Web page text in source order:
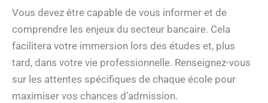
Vous devez être capable de vous informer et de
comprendre les enjeux du secteur bancaire. Cela
facilitera votre immersion lors des études et, plus
tard, dans votre vie professionnelle. Renseignez-vous
sur les attentes spécifiques de chaque école pour
maximiser vos chances d’admission.